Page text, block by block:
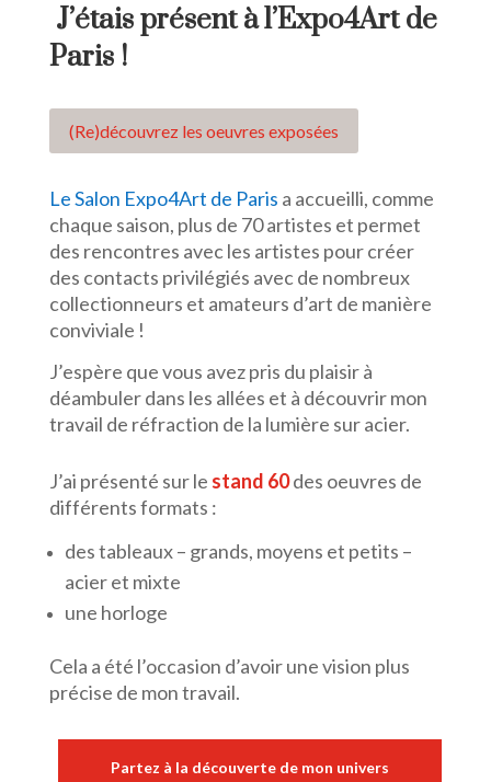
J’étais présent à l’Expo4Art de
Paris !
(Re)découvrez les oeuvres exposées
Le Salon Expo4Art de Paris a accueilli, comme
chaque saison, plus de 70 artistes et permet
des rencontres avec les artistes pour créer
des contacts privilégiés avec de nombreux
collectionneurs et amateurs d’art de manière
conviviale !
J’espère que vous avez pris du plaisir à
déambuler dans les allées et à découvrir mon
travail de réfraction de la lumière sur acier.
J’ai présenté sur le stand 60des oeuvres de
différents formats :
des tableaux – grands, moyens et petits –
acier et mixte
une horloge
Cela a été l’occasion d’avoir une vision plus
précise de mon travail.
Partez à la découverte de mon univers